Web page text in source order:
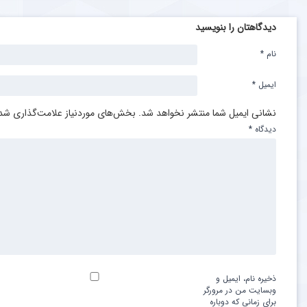
دیدگاهتان را بنویسید
نشانی ایمیل شما منتشر نخواهد شد. بخش‌های موردنیاز علامت‌گذاری
دیدگاه *
نام *
ایمیل *
ذخیره نام، ایمیل و
وبسایت من در مرورگر
برای زمانی که دوباره